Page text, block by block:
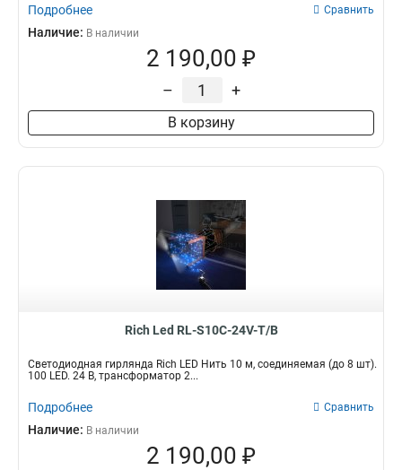
Подробнее Сравнить
Наличие: В наличии
2 190,00 ₽
– +
В корзину
Rich Led RL-S10C-24V-T/B
Светодиодная гирлянда Rich LED Нить 10 м, соединяемая (до 8 шт).
100 LED. 24 B, трансформатор 2...
Подробнее Сравнить
Наличие: В наличии
2 190,00 ₽